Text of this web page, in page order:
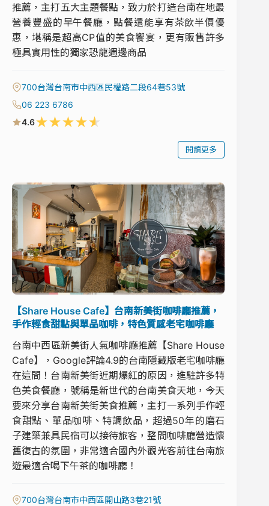
推薦，主打五大主題餐點，致力於打造台南在地最
營養豐盛的早午餐廳，點餐還能享有茶飲半價優
惠，堪稱是超高CP值的美食饗宴，更有販售許多
極具實用性的獨家恐龍週邊商品
700台灣台南市中西區民權路二段64巷53號
06 223 6786
4.6★★★★★
閱讀更多
【Share House Cafe】台南新美街咖啡廳推薦，
手作輕食甜點與單品咖啡，特色質感老宅咖啡廳
台南中西區新美街人氣咖啡廳推薦【Share House
Cafe】，Google評論4.9的台南隱藏版老宅咖啡廳
在這間！台南新美街近期爆紅的原因，進駐許多特
色美食餐廳，號稱是新世代的台南美食天地，今天
要來分享台南新美街美食推薦，主打一系列手作輕
食甜點、單品咖啡、特調飲品，超過50年的磨石
子建築兼具民宿可以接待旅客，整間咖啡廳營造懷
舊復古的氛圍，非常適合國內外觀光客前往台南旅
遊最適合喝下午茶的咖啡廳！
700台灣台南市中西區開山路3巷21號